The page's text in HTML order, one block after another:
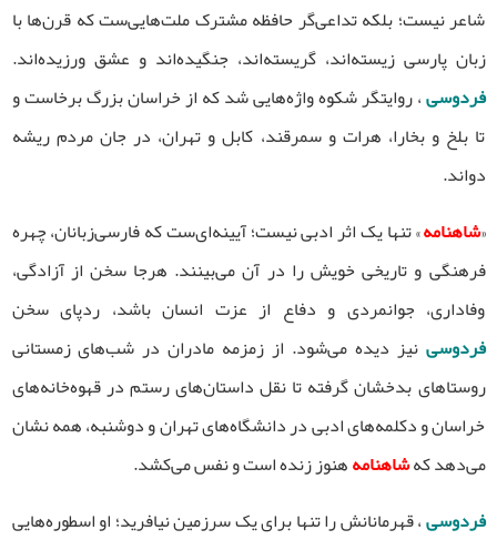
شاعر نیست؛ بلکه تداعی‌گر حافظه مشترک ملت‌هایی‌ست که قرن‌ها با
زبان پارسی زیسته‌اند، گریسته‌اند، جنگیده‌اند و عشق ورزیده‌اند.
فردوسی، روایتگر شکوه واژه‌هایی شد که از خراسان بزرگ برخاست و
تا بلخ و بخارا، هرات و سمرقند، کابل و تهران، در جان مردم ریشه
دواند.
«شاهنامه» تنها یک اثر ادبی نیست؛ آیینه‌ای‌ست که فارسی‌زبانان، چهره
فرهنگی و تاریخی خویش را در آن می‌بینند. هرجا سخن از آزادگی،
وفاداری، جوانمردی و دفاع از عزت انسان باشد، ردپای سخن
فردوسینیز دیده می‌شود. از زمزمه مادران در شب‌های زمستانی
روستاهای بدخشان گرفته تا نقل داستان‌های رستم در قهوه‌خانه‌های
خراسان و دکلمه‌های ادبی در دانشگاه‌های تهران و دوشنبه، همه نشان
می‌دهد کهشاهنامههنوز زنده است و نفس می‌کشد.
فردوسی، قهرمانانش را تنها برای یک سرزمین نیافرید؛ او اسطوره‌هایی